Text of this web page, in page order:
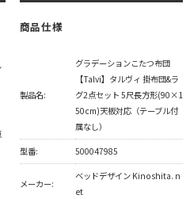
商品仕様
製品名:
グラデーションこたつ布団
【Talvi】タルヴィ 掛布団&ラ
グ2点セット 5尺長方形(90×1
50cm)天板対応（テーブル付
属なし）
型番: 500047985
メーカー:
ベッドデザイン Kinoshita. n
et